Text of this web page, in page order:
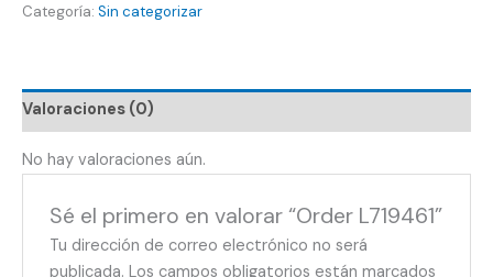
Categoría: Sin categorizar
Valoraciones (0)
No hay valoraciones aún.
Sé el primero en valorar “Order L719461”
Tu dirección de correo electrónico no será
publicada. Los campos obligatorios están marcados